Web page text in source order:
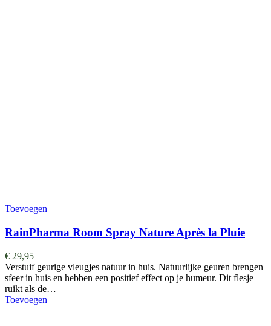
Toevoegen
RainPharma Room Spray Nature Après la Pluie
€ 29,95
Verstuif geurige vleugjes natuur in huis. Natuurlijke geuren brengen
sfeer in huis en hebben een positief effect op je humeur. Dit flesje
ruikt als de…
Toevoegen